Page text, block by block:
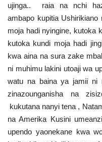
ujinga.. raia na nchi
ambapo kupitia
moja hadi nyingine, kutoka
kutoka kundi moja hadi
kwa aina na sura zake
ni muhimu lakini utoaji wa
watu na baina ya jamii ni
zinazounganisha na
kukutana nanyi tena ,
na Amerika Kusini
upendo yaonekane kwa